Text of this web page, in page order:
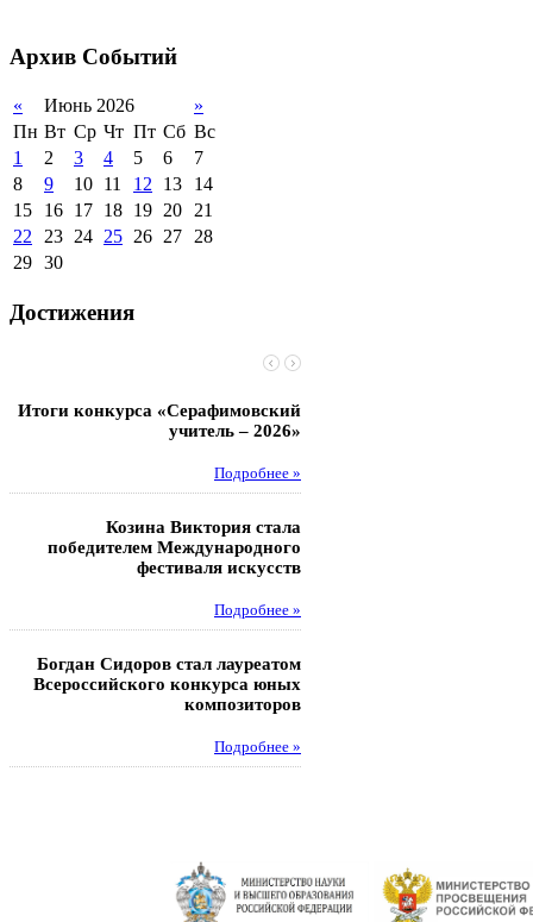
Архив Событий
« Июнь 2026
»
Пн Вт Ср Чт Пт Сб Вс
1
2 3 4 5 6
7
8
9 10 11 12 13
14
15
16 17 18 19 20 21
22 23 24 25 26 27 28
29 30
Достижения
Итоги конкурса «Серафимовский
учитель – 2026»
Подробнее »
Козина Виктория стала
победителем Международного
фестиваля искусств
Подробнее »
Богдан Сидоров стал лауреатом
Всероссийского конкурса юных
композиторов
Подробнее »